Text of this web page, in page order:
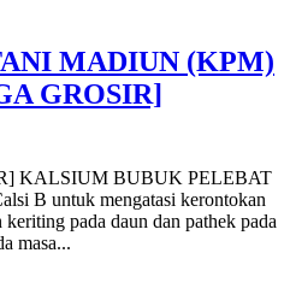
MADIUN (KPM)
GROSIR]
KALSIUM BUBUK PELEBAT
B untuk mengatasi kerontokan
pada daun dan pathek pada
masa...